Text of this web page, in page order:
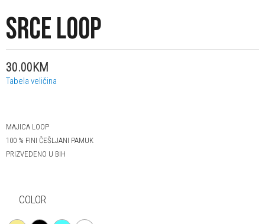
SRCE LOOP
30.00KM
Tabela veličina
MAJICA LOOP
100 % FINI ČEŠLJANI PAMUK
PRIZVEDENO U BIH
COLOR